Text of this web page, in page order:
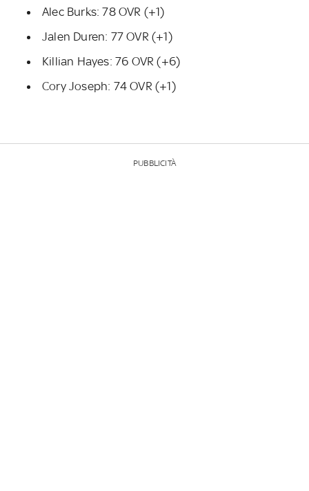
Alec Burks: 78 OVR (+1)
Jalen Duren: 77 OVR (+1)
Killian Hayes: 76 OVR (+6)
Cory Joseph: 74 OVR (+1)
PUBBLICITÀ